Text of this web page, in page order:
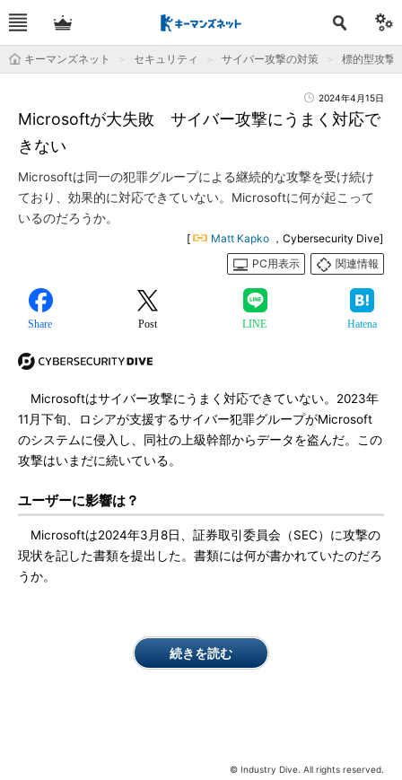
キーマンズネット セキュリティ サイバー攻撃の対策 標的型攻撃
2024年4月15日
Microsoftが大失敗 サイバー攻撃にうまく対応で
きない
Microsoftは同一の犯罪グループによる継続的な攻撃を受け続け
ており、効果的に対応できていない。Microsoftに何が起こって
いるのだろうか。
[ Matt Kapko ，Cybersecurity Dive]
PC用表示
関連情報
Share Post LINE Hatena
Microsoftはサイバー攻撃にうまく対応できていない。2023年
11月下旬、ロシアが支援するサイバー犯罪グループがMicrosoft
のシステムに侵入し、同社の上級幹部からデータを盗んだ。この
攻撃はいまだに続いている。
ユーザーに影響は？
Microsoftは2024年3月8日、証券取引委員会（SEC）に攻撃の
現状を記した書類を提出した。書類には何が書かれていたのだろ
うか。
続きを読む
© Industry Dive. All rights reserved.